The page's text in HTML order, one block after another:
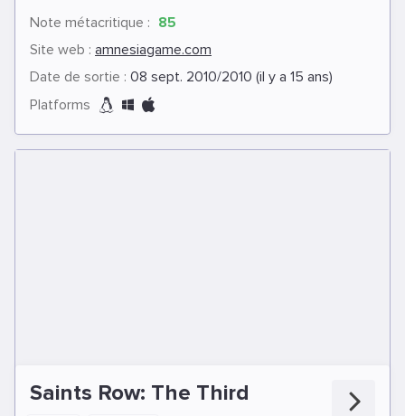
Note métacritique : 85
Site web : amnesiagame.com
Date de sortie : 08 sept. 2010/2010 (il y a 15 ans)
Platforms
Saints Row: The Third